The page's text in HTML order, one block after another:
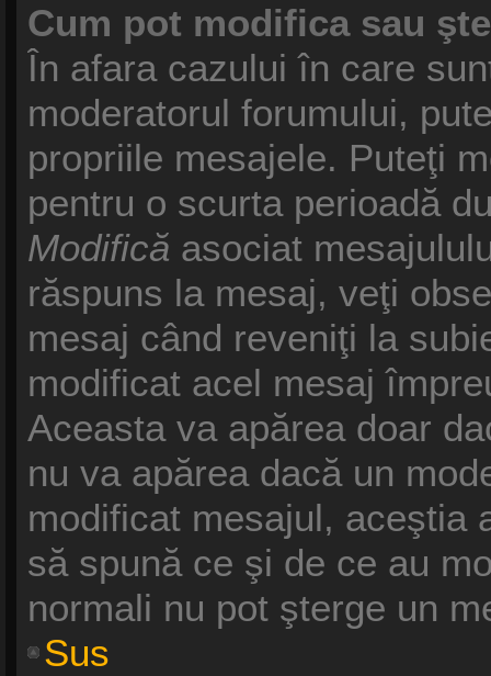
Cum pot modifica sau
În afara cazului în care
moderatorul forumului,
propriile mesajele. Puteţi
pentru o scurta perioadă
Modifică asociat
răspuns la mesaj, veţi
mesaj când reveniţi la
modificat acel mesaj
Aceasta va apărea doar
nu va apărea dacă un
modificat mesajul, aceştia
să spună ce şi de ce au
normali nu pot şterge un
Sus